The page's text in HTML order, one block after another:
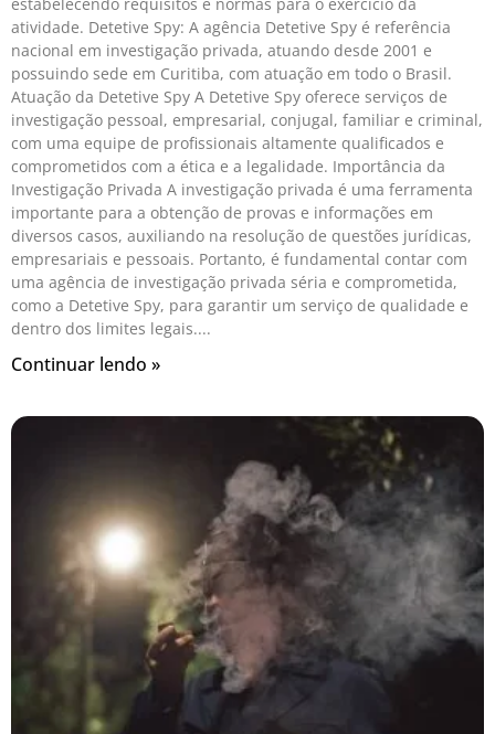
atividade. Detetive Spy: A agência Detetive Spy é referência
nacional em investigação privada, atuando desde 2001 e
possuindo sede em Curitiba, com atuação em todo o Brasil.
Atuação da Detetive Spy A Detetive Spy oferece serviços de
investigação pessoal, empresarial, conjugal, familiar e criminal,
com uma equipe de profissionais altamente qualificados e
comprometidos com a ética e a legalidade. Importância da
Investigação Privada A investigação privada é uma ferramenta
importante para a obtenção de provas e informações em
diversos casos, auxiliando na resolução de questões jurídicas,
empresariais e pessoais. Portanto, é fundamental contar com
uma agência de investigação privada séria e comprometida,
como a Detetive Spy, para garantir um serviço de qualidade e
dentro dos limites legais.
Continuar lendo »